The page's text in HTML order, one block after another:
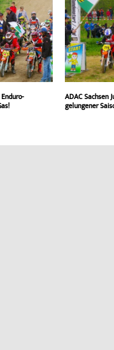
ADAC Sachsen
gelungener